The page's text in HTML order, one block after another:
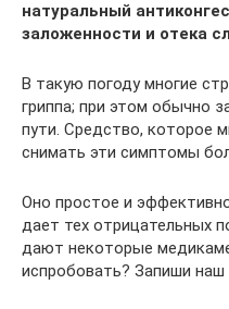
натуральный
заложенности и отека
В такую погоду многие
гриппа; при этом обычно
пути. Средство, которое
снимать эти симптомы
Оно простое и
дает тех отрицательных
дают некоторые
испробовать? Запиши наш